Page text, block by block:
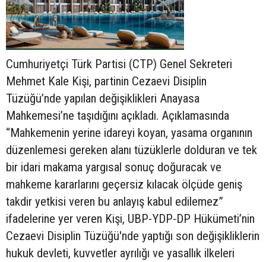
Cumhuriyetçi Türk Partisi (CTP) Genel Sekreteri
Mehmet Kale Kişi, partinin Cezaevi Disiplin
Tüzüğü’nde yapılan değişiklikleri Anayasa
Mahkemesi’ne taşıdığını açıkladı. Açıklamasında
“Mahkemenin yerine idareyi koyan, yasama organının
düzenlemesi gereken alanı tüzüklerle dolduran ve tek
bir idari makama yargısal sonuç doğuracak ve
mahkeme kararlarını geçersiz kılacak ölçüde geniş
takdir yetkisi veren bu anlayış kabul edilemez”
ifadelerine yer veren Kişi, UBP-YDP-DP Hükümeti’nin
Cezaevi Disiplin Tüzüğü'nde yaptığı son değişikliklerin
hukuk devleti, kuvvetler ayrılığı ve yasallık ilkeleri